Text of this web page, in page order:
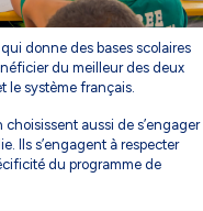
donne des bases scolaires
du meilleur des deux
le système français.
aussi de s’engager
Ils s’engagent à respecter
du programme de